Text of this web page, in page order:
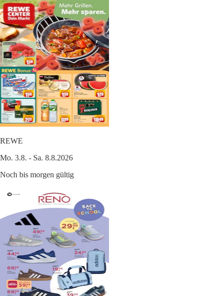
REWE
Mo. 3.8. - Sa. 8.8.2026
Noch bis morgen gültig